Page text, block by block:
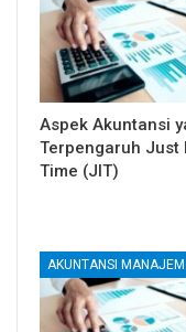
Aspek Akuntansi
Terpengaruh Just
Time (JIT)